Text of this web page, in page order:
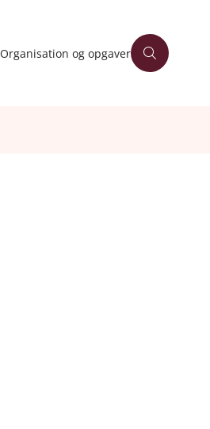
Organisation og opgaver